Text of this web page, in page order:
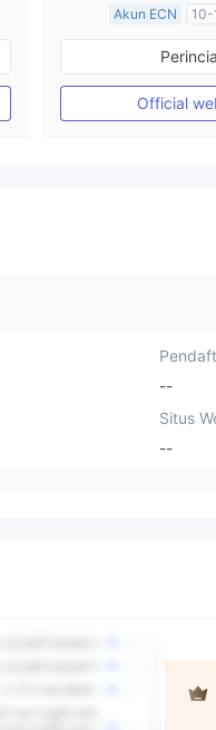
Akun ECN
10-
Diatur di
Market Maker
Lisensi Penuh
Official
--
Situs
--